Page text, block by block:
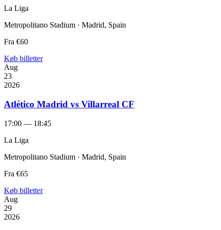
La Liga
Metropolitano Stadium · Madrid, Spain
Fra €60
Køb billetter
Aug
23
2026
Atlético Madrid vs Villarreal CF
17:00 — 18:45
La Liga
Metropolitano Stadium · Madrid, Spain
Fra €65
Køb billetter
Aug
29
2026